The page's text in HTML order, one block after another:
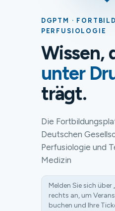
DGPTM ·
PERFUSIOLOGIE
Wissen,
unter
trägt.
Die
Deutschen
Perfusiologie und
Medizin
Melden Sie sich über
rechts an, um
buchen und Ihre